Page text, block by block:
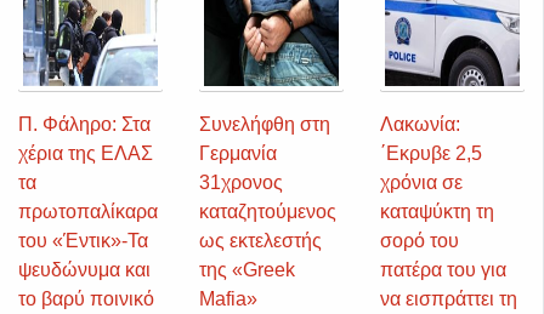
Π. Φάληρο: Στα
χέρια της ΕΛΑΣ
τα
πρωτοπαλίκαρα
του «Έντικ»-Τα
ψευδώνυμα και
το βαρύ ποινικό
Συνελήφθη στη
Γερμανία
31χρονος
καταζητούμενος
ως εκτελεστής
της «Greek
Mafia»
Λακωνία:
΄Εκρυβε 2,5
χρόνια σε
καταψύκτη τη
σορό του
πατέρα του για
να εισπράττει τη